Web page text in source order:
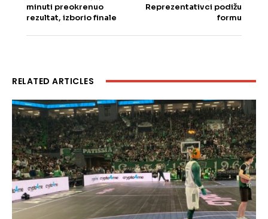
minuti preokrenuo
rezultat, izborio finale
Reprezentativci podižu
formu
RELATED ARTICLES